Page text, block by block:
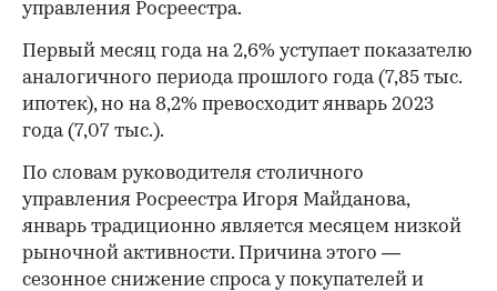
управления Росреестра.
Первый месяц года на 2,6% уступает показателю
аналогичного периода прошлого года (7,85 тыс.
ипотек), но на 8,2% превосходит январь 2023
года (7,07 тыс.).
По словам руководителя столичного
управления Росреестра Игоря Майданова,
январь традиционно является месяцем низкой
рыночной активности. Причина этого —
сезонное снижение спроса у покупателей и